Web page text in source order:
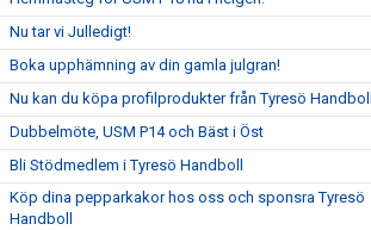
Nu tar vi Julledigt!
Boka upphämning av din gamla julgran!
Nu kan du köpa profilprodukter från Tyresö Handboll
Dubbelmöte, USM P14 och Bäst i Öst
Bli Stödmedlem i Tyresö Handboll
Köp dina pepparkakor hos oss och sponsra Tyresö
Handboll